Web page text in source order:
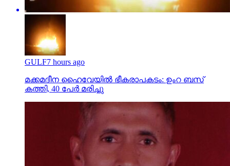
GULF7 hours ago
മക്കമദീന ഹൈവേയില്‍ ഭീകരാപകടം: ഉംറ ബസ്
കത്തി, 40 പേര്‍ മരിച്ചു